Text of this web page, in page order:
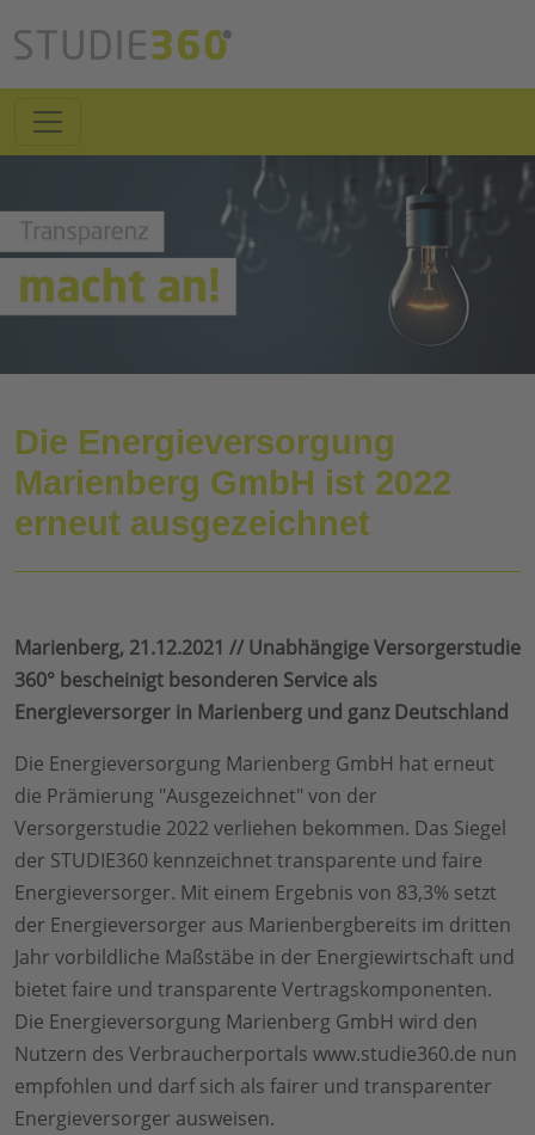
Die Energieversorgung
Marienberg GmbH ist 2022
erneut ausgezeichnet
Marienberg, 21.12.2021 // Unabhängige Versorgerstudie
360° bescheinigt besonderen Service als
Energieversorger in Marienberg und ganz Deutschland
Die Energieversorgung Marienberg GmbH hat erneut
die Prämierung "Ausgezeichnet" von der
Versorgerstudie 2022 verliehen bekommen. Das Siegel
der STUDIE360 kennzeichnet transparente und faire
Energieversorger. Mit einem Ergebnis von 83,3% setzt
der Energieversorger aus Marienbergbereits im dritten
Jahr vorbildliche Maßstäbe in der Energiewirtschaft und
bietet faire und transparente Vertragskomponenten.
Die Energieversorgung Marienberg GmbH wird den
Nutzern des Verbraucherportals www.studie360.de nun
empfohlen und darf sich als fairer und transparenter
Energieversorger ausweisen.